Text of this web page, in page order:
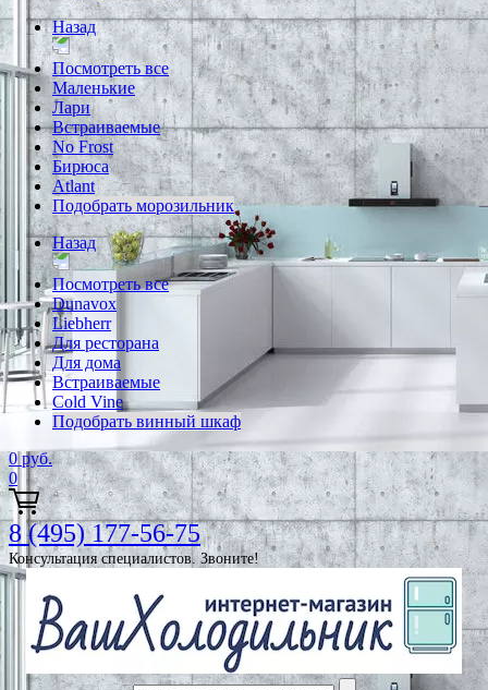
Назад
Посмотреть все
Маленькие
Лари
Встраиваемые
No Frost
Бирюса
Atlant
Подобрать морозильник
Назад
Посмотреть все
Dunavox
Liebherr
Для ресторана
Для дома
Встраиваемые
Cold Vine
Подобрать винный шкаф
0 руб.
0
8 (495) 177-56-75
Консультация специалистов. Звоните!